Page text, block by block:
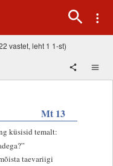
vastet, leht 1 1-st)
Mt 13
küsisid temalt:
taevariigi